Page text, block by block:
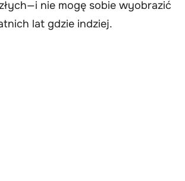
nie mogę sobie wyobrazić
lat gdzie indziej.